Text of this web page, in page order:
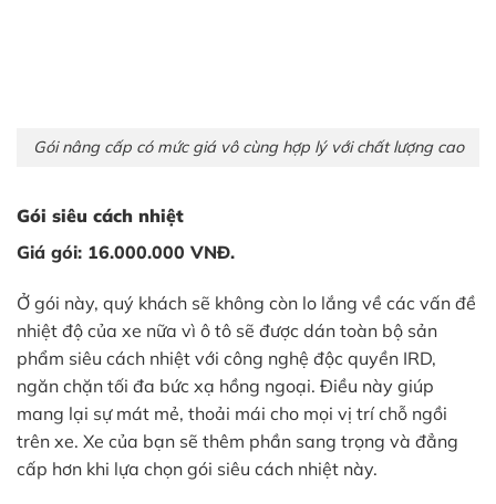
Gói nâng cấp có mức giá vô cùng hợp lý với chất lượng cao
Gói siêu cách nhiệt
Giá gói: 16.000.000 VNĐ.
Ở gói này, quý khách sẽ không còn lo lắng về các vấn đề
nhiệt độ của xe nữa vì ô tô sẽ được dán toàn bộ sản
phẩm siêu cách nhiệt với công nghệ độc quyền IRD,
ngăn chặn tối đa bức xạ hồng ngoại. Điều này giúp
mang lại sự mát mẻ, thoải mái cho mọi vị trí chỗ ngồi
trên xe. Xe của bạn sẽ thêm phần sang trọng và đẳng
cấp hơn khi lựa chọn gói siêu cách nhiệt này.